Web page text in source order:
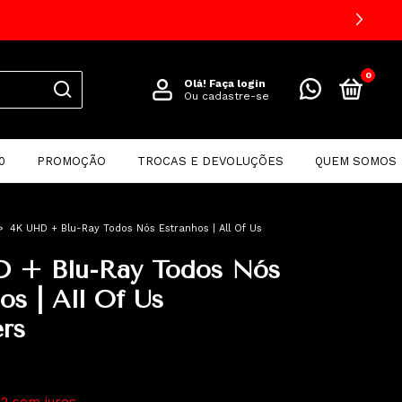
Olá! Faça login
Ou cadastre-se
0
PROMOÇÃO TROCAS E DEVOLUÇÕES QUEM SOMOS
4K UHD + Blu-Ray Todos Nós Estranhos | All Of Us
+ Blu-Ray Todos Nós
| All Of Us